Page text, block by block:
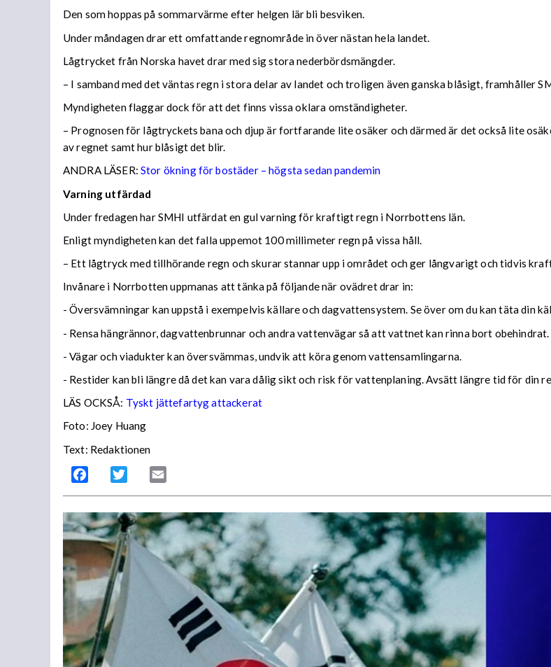
Den som hoppas på sommarvärme efter helgen lär bli besviken.
Under måndagen drar ett omfattande regnområde in över nästan hela landet.
Lågtrycket från Norska havet drar med sig stora nederbördsmängder.
– I samband med det väntas regn i stora delar av landet och troligen även ganska blåsigt, framhåller
Myndigheten flaggar dock för att det finns vissa oklara omständigheter.
– Prognosen för lågtryckets bana och djup är fortfarande lite osäker och därmed är det också lite
av regnet samt hur blåsigt det blir.
ANDRA LÄSER: Stor ökning för bostäder – högsta sedan pandemin
Varning utfärdad
Under fredagen har SMHI utfärdat en gul varning för kraftigt regn i Norrbottens län.
Enligt myndigheten kan det falla uppemot 100 millimeter regn på vissa håll.
– Ett lågtryck med tillhörande regn och skurar stannar upp i området och ger långvarigt och tidvis
Invånare i Norrbotten uppmanas att tänka på följande när ovädret drar in:
- Översvämningar kan uppstå i exempelvis källare och dagvattensystem. Se över om du kan täta din
- Rensa hängrännor, dagvattenbrunnar och andra vattenvägar så att vattnet kan rinna bort obehindrat.
- Vägar och viadukter kan översvämmas, undvik att köra genom vattensamlingarna.
- Restider kan bli längre då det kan vara dålig sikt och risk för vattenplaning. Avsätt längre tid för din
LÄS OCKSÅ: Tyskt jättefartyg attackerat
Foto: Joey Huang
Text: Redaktionen
Facebook Twitter